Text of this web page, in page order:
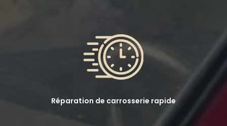
Réparation de carrosserie rapide